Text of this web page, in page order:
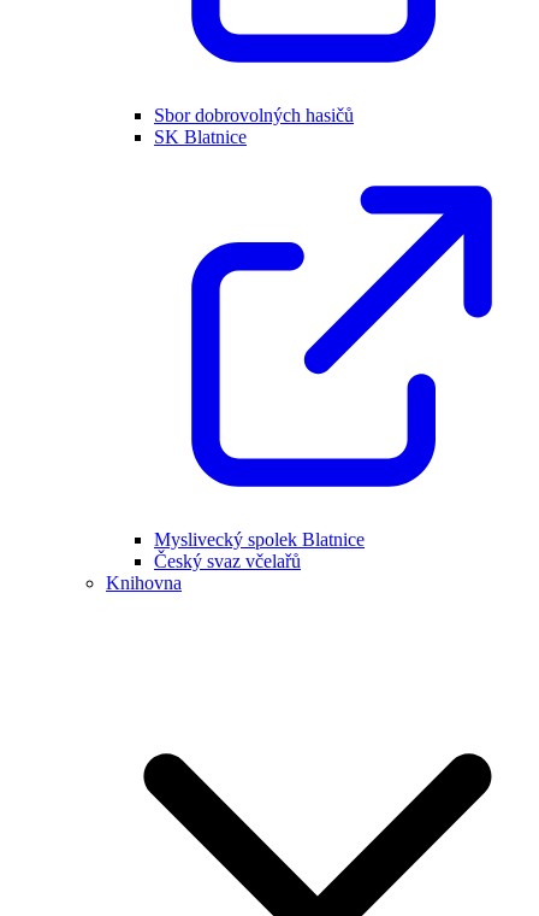
Sbor dobrovolných hasičů
SK Blatnice
Myslivecký spolek Blatnice
Český svaz včelařů
Knihovna